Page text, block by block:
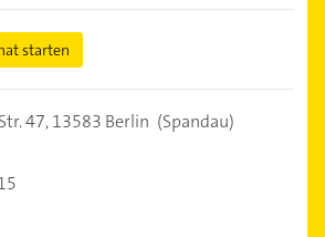
starten
47,13583 Berlin (Spandau)